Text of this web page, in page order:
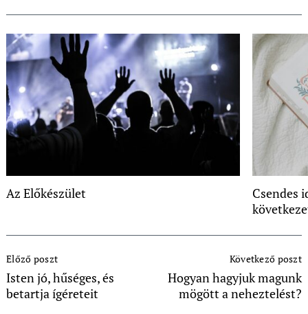
Az Előkészület
Csendes
Navigation
Előző poszt
Isten jó, hűséges, és
betartja ígéreteit
Következő poszt
Hogyan hagyjuk magunk
mögött a neheztelést?